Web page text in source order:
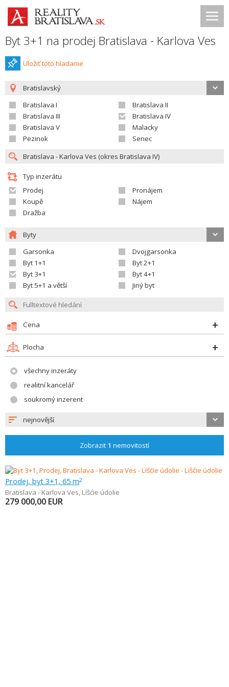
Byt 3+1 na prodej Bratislava - Karlova Ves
Uložiť toto hladanie
Bratislavský
Bratislava I
Bratislava II
Bratislava III
Bratislava IV
Bratislava V
Malacky
Pezinok
Senec
Typ inzerátu
Prodej
Pronájem
Koupě
Nájem
Dražba
Byty
Garsonka
Dvojgarsonka
Byt 1+1
Byt 2+1
Byt 3+1
Byt 4+1
Byt 5+1 a větší
Jiný byt
Cena
Plocha
všechny inzeráty
realitní kancelář
soukromý inzerent
nejnovější
Zobrazit 1 nemovitostí
Prodej, byt 3+1, 65 m2
Bratislava - Karlova Ves, Líšćie údolie
279 000,00 EUR